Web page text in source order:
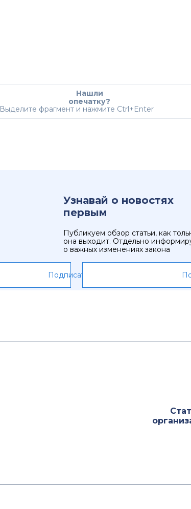
Нашли
опечатку?
Выделите фрагмент и нажмите Ctrl+Enter
Узнавай о новостях
первым
Публикуем обзор статьи, как
она выходит. Отдельно
о важных изменениях закона
Подписаться